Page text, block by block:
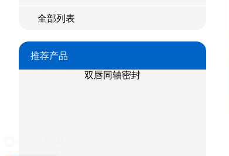
全部列表
推荐产品
方形组合封